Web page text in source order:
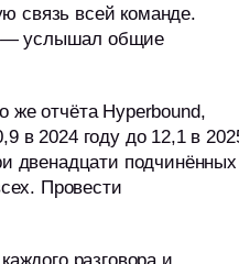
связь всей команде.
— услышал общие
же отчёта Hyperbound,
в 2024 году до 12,1 в
двенадцати
Провести